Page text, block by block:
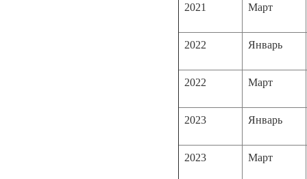
2021 Март
2022 Январь
2022 Март
2023 Январь
2023 Март